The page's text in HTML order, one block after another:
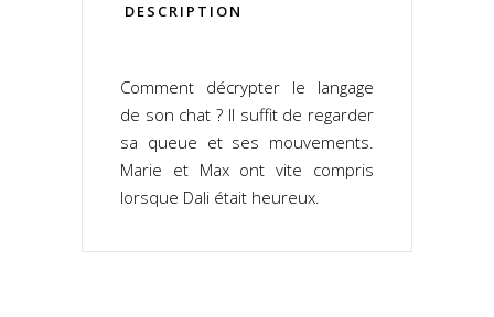
DESCRIPTION
Comment décrypter le langage
de son chat ? Il suffit de regarder
sa queue et ses mouvements.
Marie et Max ont vite compris
lorsque Dali était heureux.